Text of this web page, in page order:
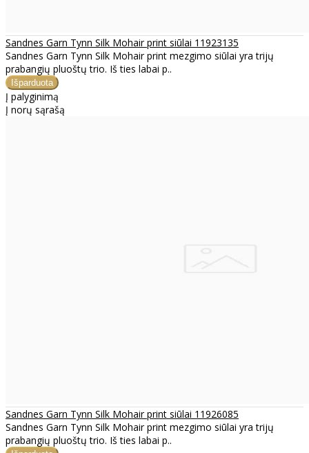
Sandnes Garn Tynn Silk Mohair print siūlai 11923135
Sandnes Garn Tynn Silk Mohair print mezgimo siūlai yra trijų
prabangių pluoštų trio. Iš ties labai p..
Į palyginimą
Į norų sąrašą
Sandnes Garn Tynn Silk Mohair print siūlai 11926085
Sandnes Garn Tynn Silk Mohair print mezgimo siūlai yra trijų
prabangių pluoštų trio. Iš ties labai p..